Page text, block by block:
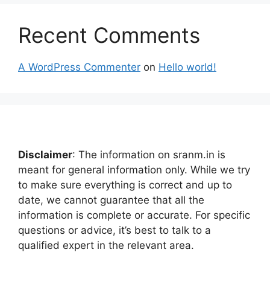
Recent Comments
A WordPress Commenter on Hello world!
Disclaimer: The information on sranm.in is
meant for general information only. While we try
to make sure everything is correct and up to
date, we cannot guarantee that all the
information is complete or accurate. For specific
questions or advice, it’s best to talk to a
qualified expert in the relevant area.